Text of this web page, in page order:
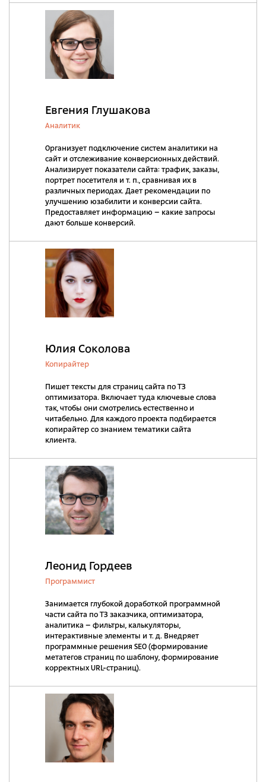
Евгения Глушакова
Аналитик
Организует подключение систем аналитики на
сайт и отслеживание конверсионных действий.
Анализирует показатели сайта: трафик, заказы,
портрет посетителя и т. п., сравнивая их в
различных периодах. Дает рекомендации по
улучшению юзабилити и конверсии сайта.
Предоставляет информацию – какие запросы
дают больше конверсий.
Юлия Соколова
Копирайтер
Пишет тексты для страниц сайта по ТЗ
оптимизатора. Включает туда ключевые слова
так, чтобы они смотрелись естественно и
читабельно. Для каждого проекта подбирается
копирайтер со знанием тематики сайта
клиента.
Леонид Гордеев
Программист
Занимается глубокой доработкой программной
части сайта по ТЗ заказчика, оптимизатора,
аналитика – фильтры, калькуляторы,
интерактивные элементы и т. д. Внедряет
программные решения SEO (формирование
метатегов страниц по шаблону, формирование
корректных URL-страниц).